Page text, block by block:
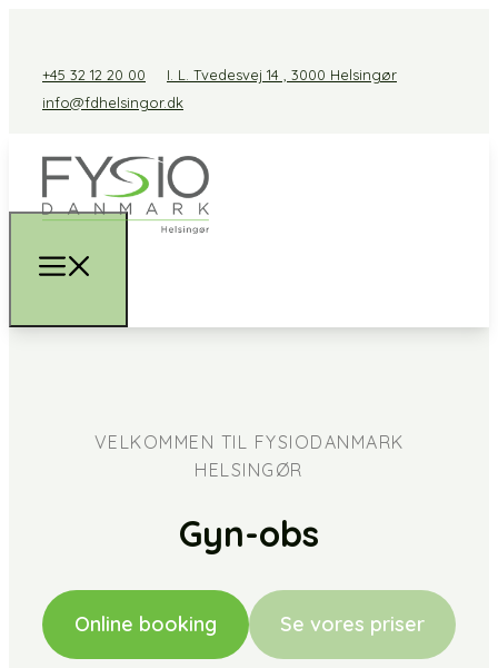
+45 32 12 20 00
I. L. Tvedesvej 14 , 3000 Helsingør
info@fdhelsingor.dk
VELKOMMEN TIL FYSIODANMARK
HELSINGØR
Gyn-obs​
Online booking Se vores priser